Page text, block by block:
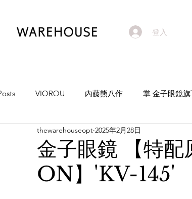
登入
VIOROU 內藤熊八作 掌 金子眼鏡
NATIVE SONS EYEVAN7285
YUICHI TOYAMA KAMEMANNEN MYKITA
金子眼鏡 【特
ON】'KV-145'
thewarehouseopt 2025年2月28日